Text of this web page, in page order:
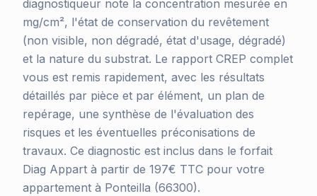
diagnostiqueur note la concentration mesurée en
mg/cm², l'état de conservation du revêtement
(non visible, non dégradé, état d'usage, dégradé)
et la nature du substrat. Le rapport CREP complet
vous est remis rapidement, avec les résultats
détaillés par pièce et par élément, un plan de
repérage, une synthèse de l'évaluation des
risques et les éventuelles préconisations de
travaux. Ce diagnostic est inclus dans le forfait
Diag Appart à partir de 197€ TTC pour votre
appartement à Ponteilla (66300).